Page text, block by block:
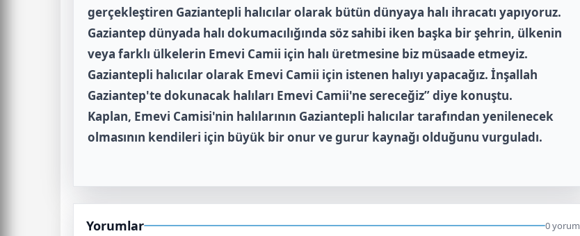
gerçekleştiren Gaziantepli halıcılar olarak bütün dünyaya halı ihracatı yapıyoruz.
Gaziantep dünyada halı dokumacılığında söz sahibi iken başka bir şehrin, ülkenin
veya farklı ülkelerin Emevi Camii için halı üretmesine biz müsaade etmeyiz.
Gaziantepli halıcılar olarak Emevi Camii için istenen halıyı yapacağız. İnşallah
Gaziantep'te dokunacak halıları Emevi Camii'ne sereceğiz” diye konuştu.
Kaplan, Emevi Camisi'nin halılarının Gaziantepli halıcılar tarafından yenilenecek
olmasının kendileri için büyük bir onur ve gurur kaynağı olduğunu vurguladı.
Yorumlar 0 yorum